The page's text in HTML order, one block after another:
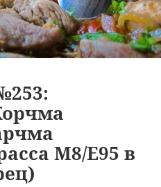
M8/E95 в